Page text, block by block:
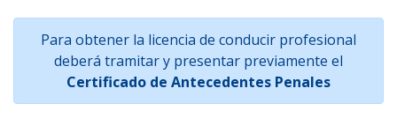
Para obtener la licencia de conducir profesional
deberá tramitar y presentar previamente el
Certificado de Antecedentes Penales